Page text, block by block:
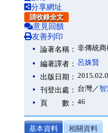
分享網址
請收錄全文
意見回饋
友善列印
論著名稱： 非傳統
編著譯者： 呂姝賢
出版日期：
刊登出處： 台灣／
頁 數： 46
基本資料 相關資料